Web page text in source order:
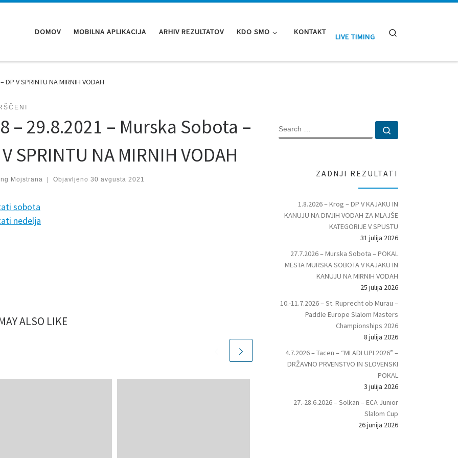
DOMOV MOBILNA APLIKACIJA ARHIV REZULTATOV KDO SMO KONTAKT
LIVE TIMING
V SPRINTU NA MIRNIH VODAH
– 29.8.2021 – Murska Sobota –
SPRINTU NA MIRNIH VODAH
Mojstrana | Objavljeno 30 avgusta 2021
sobota
nedelja
ALSO LIKE
SEARCH
ZADNJI REZULTATI
1.8.2026 – Krog – DP V KAJAKU IN
KANUJU NA DIVJIH VODAH ZA MLAJŠE
KATEGORIJE V SPUSTU
31 julija 2026
27.7.2026 – Murska Sobota – POKAL
MESTA MURSKA SOBOTA V KAJAKU IN
KANUJU NA MIRNIH VODAH
25 julija 2026
10.-11.7.2026 – St. Ruprecht ob Murau –
Paddle Europe Slalom Masters
Championships 2026
8 julija 2026
4.7.2026 – Tacen – “MLADI UPI 2026” –
DRŽAVNO PRVENSTVO IN SLOVENSKI
POKAL
3 julija 2026
27.-28.6.2026 – Solkan – ECA Junior
Slalom Cup
26 junija 2026